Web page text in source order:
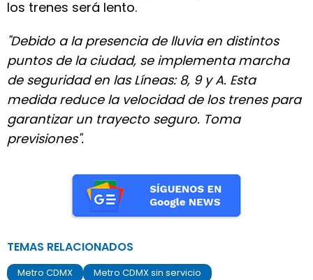
los trenes será lento.
"Debido a la presencia de lluvia en distintos
puntos de la ciudad, se implementa marcha
de seguridad en las Líneas: 8, 9 y A. Esta
medida reduce la velocidad de los trenes para
garantizar un trayecto seguro. Toma
previsiones".
TEMAS RELACIONADOS
Metro CDMX
Metro CDMX sin servicio